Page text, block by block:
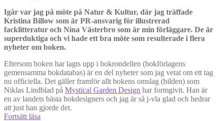
Igår var jag på möte på Natur & Kultur, där jag träffade
Kristina Billow som är PR-ansvarig för illustrerad
facklitteratur och Nina Västerbro som är min förläggare. De är
superduktiga och vi hade ett bra möte som resulterade i flera
nyheter om boken.
Eftersom boken har lagts upp i bokrondellen (bokförlagens
gemensamma bokdatabas) är en del nyheter som jag vetat om ett tag
nu officiella. Det gäller framför allt bokens omslag (bilden) som
Niklas Lindblad på Mystical Garden Design har formgivit. Han är
en av landets bästa bokdesigners och jag är så j-vla glad och hedrar
att just han gjorde det.
Fortsätt läsa